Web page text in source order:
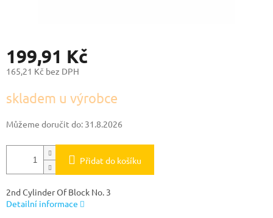
199,91 Kč
165,21 Kč bez DPH
cena:
skladem u výrobce
Můžeme doručit do: 31.8.2026
Přidat do košíku
2nd Cylinder Of Block No. 3
Detailní informace